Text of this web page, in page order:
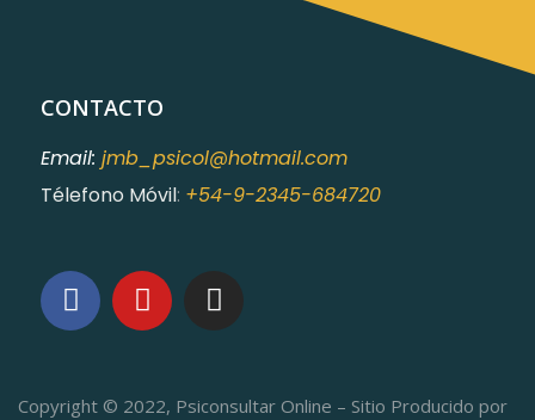
CONTACTO
Email: jmb_psicol@hotmail.com
Télefono Móvil: +54-9-2345-684720
Copyright © 2022, Psiconsultar Online – Sitio Producido por